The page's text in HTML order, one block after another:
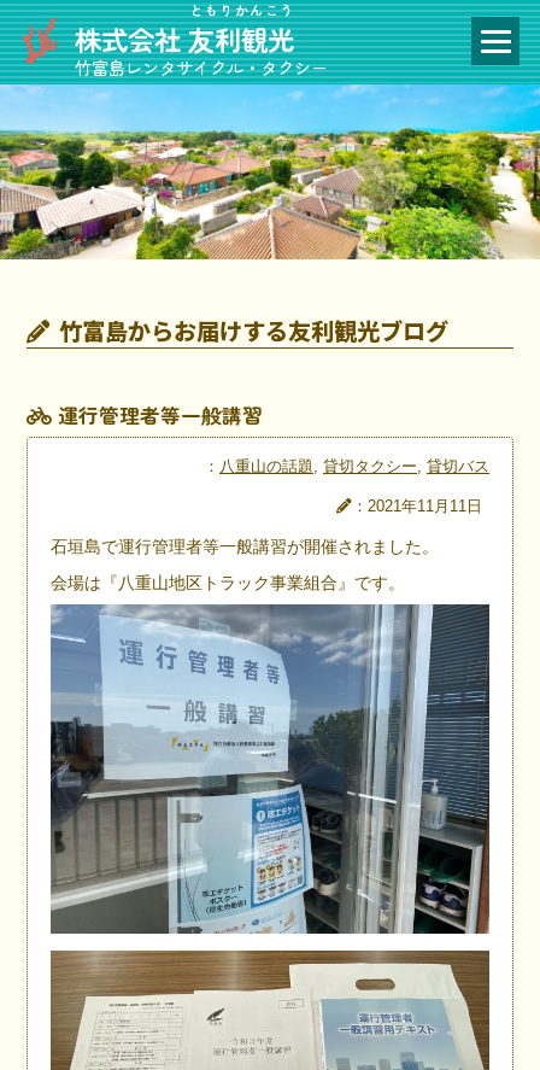
株式会社友利観光
ともりかんこう
竹富島レンタサイクル・タクシー
竹富島からお届けする友利観光ブログ
運行管理者等一般講習
： 八重山の話題, 貸切タクシー, 貸切バス
：2021年11月11日
石垣島で運行管理者等一般講習が開催されました。
会場は『八重山地区トラック事業組合』です。